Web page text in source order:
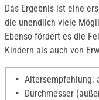
Das Ergebnis ist eine
die unendlich viele
Ebenso fördert es die
Kindern als auch von
Altersempfehlung:
Durchmesser